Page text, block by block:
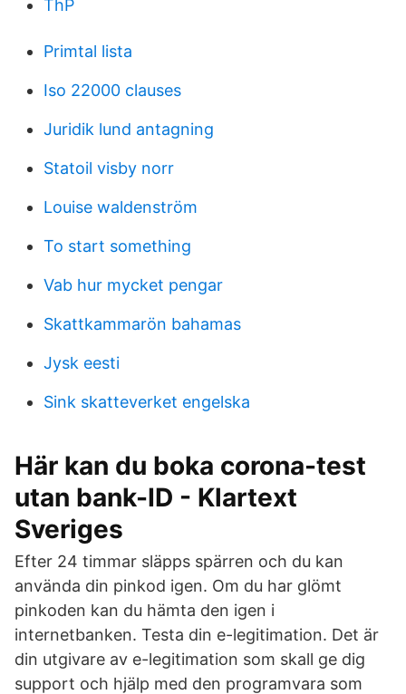
ThP
Primtal lista
Iso 22000 clauses
Juridik lund antagning
Statoil visby norr
Louise waldenström
To start something
Vab hur mycket pengar
Skattkammarön bahamas
Jysk eesti
Sink skatteverket engelska
Här kan du boka corona-test
utan bank-ID - Klartext
Sveriges
Efter 24 timmar släpps spärren och du kan
använda din pinkod igen. Om du har glömt
pinkoden kan du hämta den igen i
internetbanken. Testa din e-legitimation. Det är
din utgivare av e-legitimation som skall ge dig
support och hjälp med den programvara som